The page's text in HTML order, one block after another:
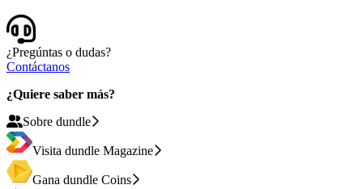
¿Pregúntas o dudas?
Contáctanos
¿Quiere saber más?
Sobre dundle
Visita dundle Magazine
Gana dundle Coins